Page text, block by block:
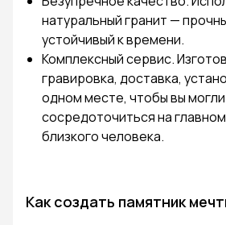
натуральный гранит —
устойчивый к времени.
Комплексный сервис.
гравировка, доставка,
одном месте, чтобы вы могли
сосредоточиться на
близкого человека.
Как создать памятник